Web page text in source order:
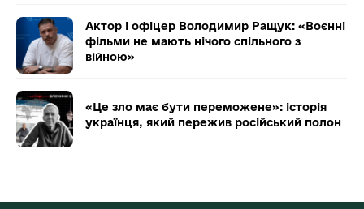
Актор і офіцер Володимир Ращук: «Воєнні
фільми не мають нічого спільного з
війною»
«Це зло має бути переможене»: історія
українця, який пережив російський полон